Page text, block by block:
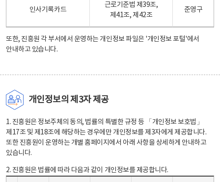
인사기록카드
근로기준법 제39조,
제41조, 제42조
준영구
또한, 진흥원 각 부서에서 운영하는 개인정보 파일은 '개인정보 포털'에서
안내하고 있습니다.
개인정보의 제3자 제공
1. 진흥원은 정보주체의 동의, 법률의 특별한 규정 등 「개인정보 보호법」
제17조 및 제18조에 해당하는 경우에만 개인정보를 제3자에게 제공합니다.
또한 진흥원이 운영하는 개별 홈페이지에서 아래 사항을 상세하게 안내하고
있습니다.
2. 진흥원은 법률에 따라 다음과 같이 개인정보를 제공합니다.